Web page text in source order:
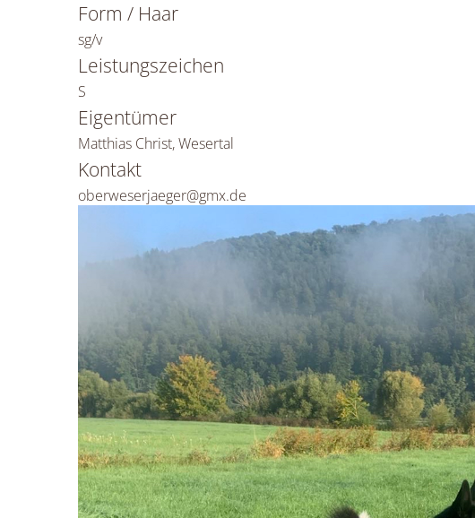
Form / Haar
sg/v
Leistungszeichen
S
Eigentümer
Matthias Christ, Wesertal
Kontakt
oberweserjaeger@gmx.de